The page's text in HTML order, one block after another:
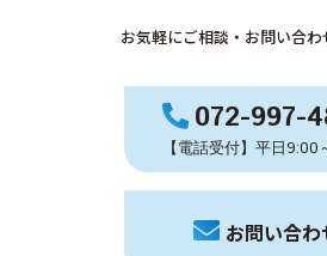
お気軽にご相談・お問い合わ
072-997-
【電話受付】平日9:00
お問い合わ